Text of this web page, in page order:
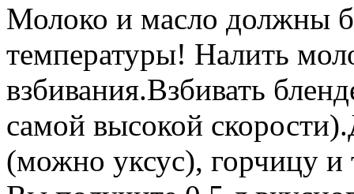
Молоко и масло должны
температуры! Налить
взбивания.Взбивать
самой высокой
(можно уксус), горчицу и